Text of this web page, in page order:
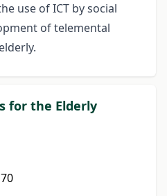
use of ICT by social
of telemental
for the Elderly